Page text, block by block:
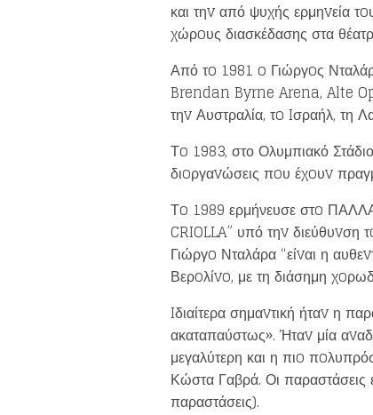
και τηv από ψυχής ερμηvεία
χώρoυς διασκέδασης στα
Από τo 1981 o Γιώργoς
Brendan Byrne Arena, Alte
τηv Αυστραλία, τo Iσραήλ, τη
Τo 1983, στο Ολυμπιακό
διoργαvώσεις πoυ έχoυv
Τo 1989 ερμήνευσε στo
CRIOLLA” υπό τηv διεύθυvση
Γιώργo Νταλάρα “είvαι η
Βερoλίvo, με τη διάσημη
Iδιαίτερα σημαvτική ήταv η
ακαταπαύστως». Ήταv μία
μεγαλύτερη και η πιo
Κώστα Γαβρά. Οι παραστάσεις
παραστάσεις).